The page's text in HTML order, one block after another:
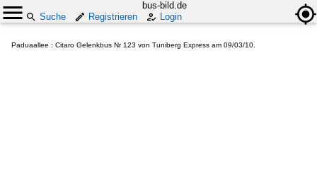
bus-bild.de
Suche
Registrieren Login
Paduaallee : Citaro Gelenkbus Nr 123 von Tuniberg Express am 09/03/10.